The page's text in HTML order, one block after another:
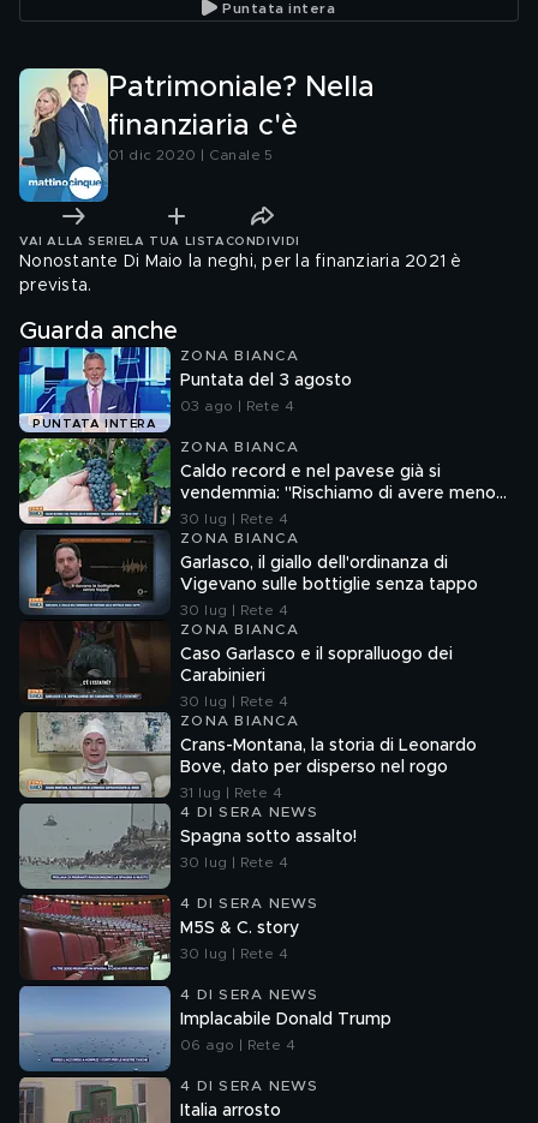
Puntata intera
Patrimoniale? Nella
finanziaria c'è
01 dic 2020 | Canale 5
VAI ALLA SERIE LA TUA LISTA CONDIVIDI
Nonostante Di Maio la neghi, per la finanziaria 2021 è
prevista.
Guarda anche
PUNTATA INTERA
ZONA BIANCA
Puntata del 3 agosto
03 ago | Rete 4
ZONA BIANCA
Caldo record e nel pavese già si
vendemmia: "Rischiamo di avere meno
vino"
30 lug | Rete 4
ZONA BIANCA
Garlasco, il giallo dell'ordinanza di
Vigevano sulle bottiglie senza tappo
30 lug | Rete 4
ZONA BIANCA
Caso Garlasco e il sopralluogo dei
Carabinieri
30 lug | Rete 4
ZONA BIANCA
Crans-Montana, la storia di Leonardo
Bove, dato per disperso nel rogo
31 lug | Rete 4
4 DI SERA NEWS
Spagna sotto assalto!
30 lug | Rete 4
4 DI SERA NEWS
M5S & C. story
30 lug | Rete 4
4 DI SERA NEWS
Implacabile Donald Trump
06 ago | Rete 4
4 DI SERA NEWS
Italia arrosto